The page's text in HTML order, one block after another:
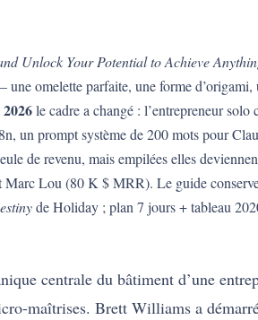
Unlock Your Potential to Achieve
une omelette parfaite, une forme d’origami,
le cadre a changé : l’entrepreneur solo
un prompt système de 200 mots pour
de revenu, mais empilées elles
Lou (80 K $ MRR). Le guide
de Holiday ; plan 7 jours + tableau
centrale du bâtiment d’une
maîtrises. Brett Williams a